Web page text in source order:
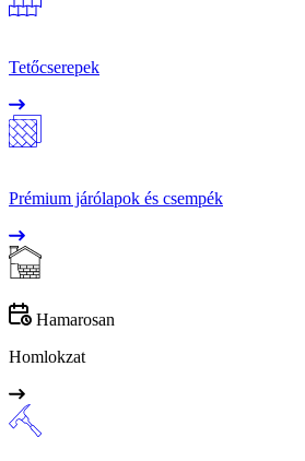
Tetőcserepek
Prémium járólapok és csempék
Hamarosan
Homlokzat